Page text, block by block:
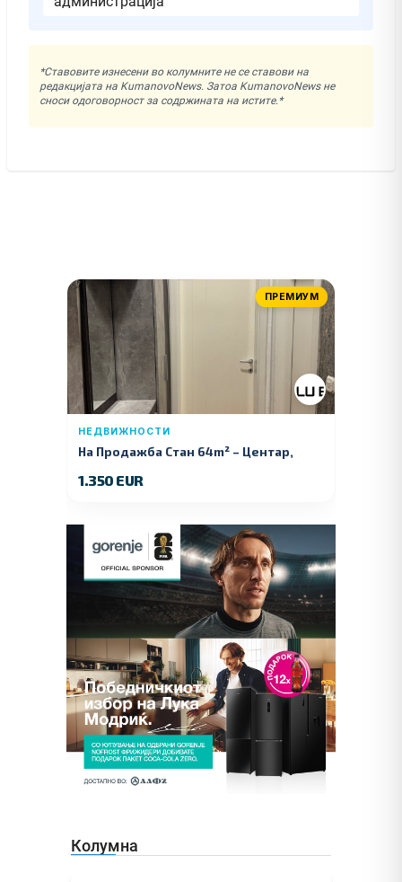
*Ставовите изнесени во колумните не се ставови на
редакцијата на KumanovoNews. Затоа KumanovoNews не
сноси одоговорност за содржината на истите.*
ПРЕМИУМ
НЕДВИЖНОСТИ
На Продажба Стан 64m² – Центар,
1.350 EUR
Колумна